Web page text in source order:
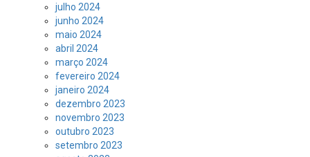
julho 2024
junho 2024
maio 2024
abril 2024
março 2024
fevereiro 2024
janeiro 2024
dezembro 2023
novembro 2023
outubro 2023
setembro 2023